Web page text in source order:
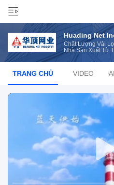
Huading Net
Chất Lượng Vải
Nhà Sản Xuất Từ
TRANG CHỦ VIDEO